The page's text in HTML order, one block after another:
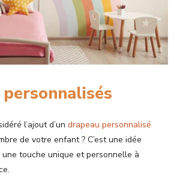
l’ajout d’un drapeau personnalisé
de votre enfant ? C’est une idée
touche unique et personnelle à